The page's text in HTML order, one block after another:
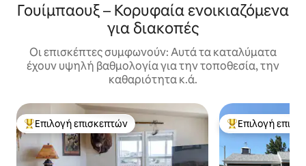
Γουίμπαουξ – Κορυφαία ενοικιαζόμενα
για διακοπές
Οι επισκέπτες συμφωνούν: Αυτά τα καταλύματα
έχουν υψηλή βαθμολογία για την τοποθεσία, την
καθαριότητα κ.ά.
Κορυφαία επιλογή επισκεπτών
Επιλογή επισκεπτών Κορυφαία
Επιλογή